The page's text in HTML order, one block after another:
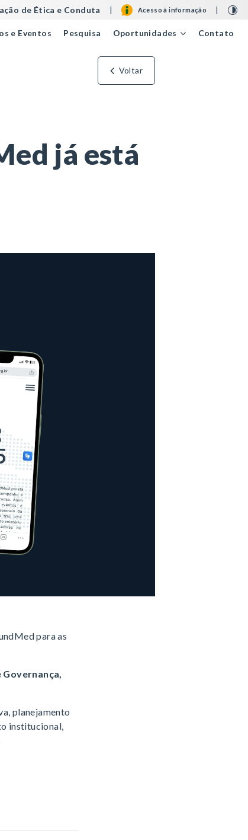
de Ética e Conduta | Acesso à informação |
e Eventos Pesquisa Oportunidades Contato
Voltar
já está
para as
planejamento
institucional,